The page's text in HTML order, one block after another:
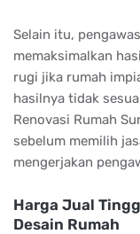
Selain itu,
memaksimalkan
rugi jika rumah
hasilnya tidak
Renovasi Rumah
sebelum memilih
mengerjakan
Harga Jual
Desain Rumah